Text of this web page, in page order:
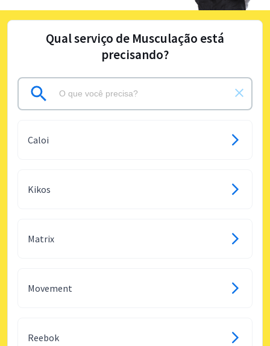
Qual serviço de Musculação está
precisando?
Caloi
Kikos
Matrix
Movement
Reebok